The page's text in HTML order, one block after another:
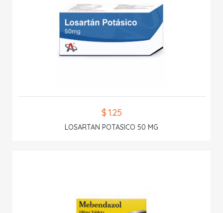
$ 1.25
LOSARTAN POTASICO 50 MG